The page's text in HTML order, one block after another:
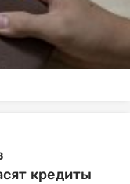
кредиты